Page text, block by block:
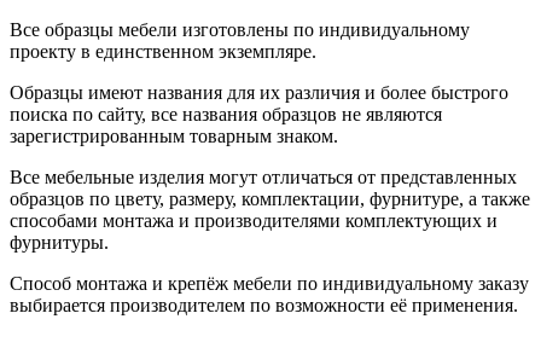
Все образцы мебели изготовлены по индивидуальному
проекту в единственном экземпляре.
Образцы имеют названия для их различия и более быстрого
поиска по сайту, все названия образцов не являются
зарегистрированным товарным знаком.
Все мебельные изделия могут отличаться от представленных
образцов по цвету, размеру, комплектации, фурнитуре, а также
способами монтажа и производителями комплектующих и
фурнитуры.
Способ монтажа и крепёж мебели по индивидуальному заказу
выбирается производителем по возможности её применения.